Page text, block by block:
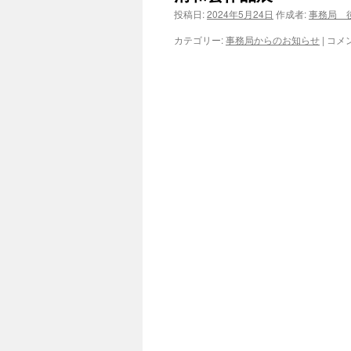
投稿日:2024年5月24日 作成者:事務局
カテゴリー:事務局からのお知らせ | 清
コメ